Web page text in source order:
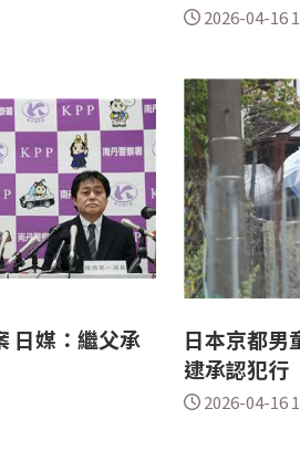
2026-04-16
日媒：繼父承
日本京都男
逮承認犯行
2026-04-16